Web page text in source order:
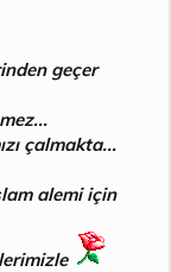
geçer
çalmakta...
alemi için